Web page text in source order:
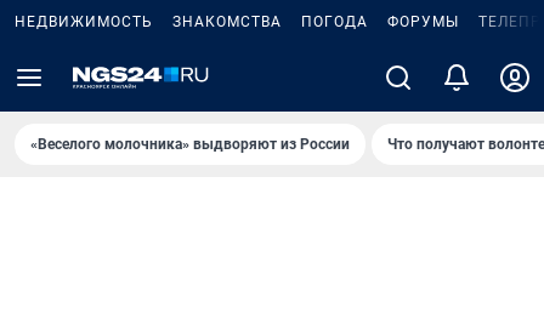
НЕДВИЖИМОСТЬ ЗНАКОМСТВА ПОГОДА ФОРУМЫ
«Веселого молочника» выдворяют из России Что получают